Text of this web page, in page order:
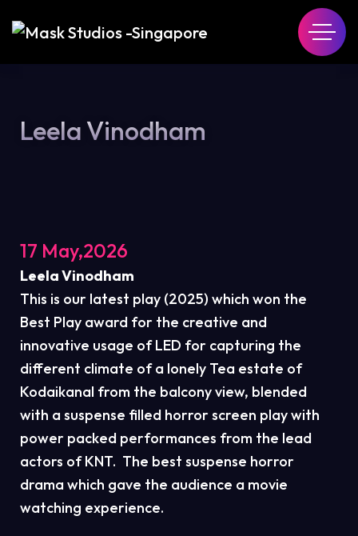
Leela Vinodham
17 May,2026
Leela Vinodham
This is our latest play (2025) which won the
Best Play award for the creative and
innovative usage of LED for capturing the
different climate of a lonely Tea estate of
Kodaikanal from the balcony view, blended
with a suspense filled horror screen play with
power packed performances from the lead
actors of KNT. The best suspense horror
drama which gave the audience a movie
watching experience.